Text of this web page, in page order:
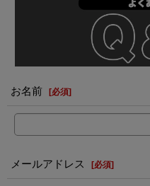
お名前 [必須]
メールアドレス [必須]